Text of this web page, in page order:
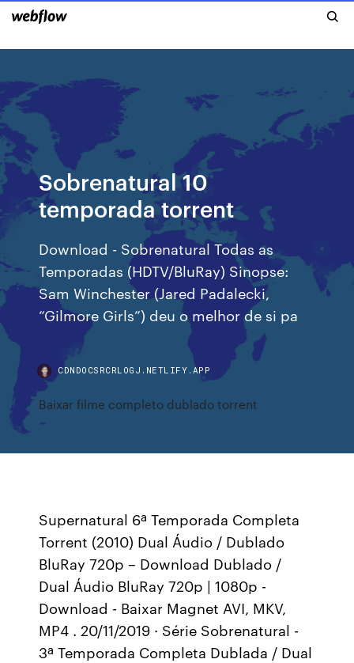
Sobrenatural 10
temporada torrent
Download - Sobrenatural Todas as
Temporadas (HDTV/BluRay) Sinopse:
Sam Winchester (Jared Padalecki,
“Gilmore Girls”) deu o melhor de si pa
CDNDOCSRCRLOGJ.NETLIFY.APP
Baixar filme completo dublado torrent
Supernatural 6ª Temporada Completa
Torrent (2010) Dual Áudio / Dublado
BluRay 720p – Download Dublado /
Dual Áudio BluRay 720p | 1080p -
Download - Baixar Magnet AVI, MKV,
MP4 . 20/11/2019 · Série Sobrenatural -
3ª Temporada Completa Dublada / Dual